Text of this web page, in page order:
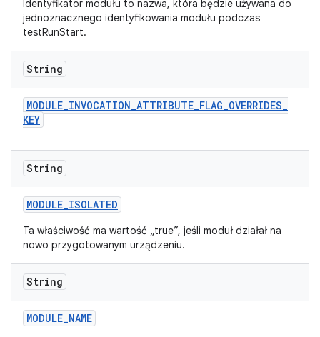
Identyfikator modułu to nazwa, która będzie używana do
jednoznacznego identyfikowania modułu podczas
testRunStart.
String
MODULE_INVOCATION_ATTRIBUTE_FLAG_OVERRIDES_
KEY
String
MODULE_ISOLATED
Ta właściwość ma wartość „true”, jeśli moduł działał na
nowo przygotowanym urządzeniu.
String
MODULE_NAME